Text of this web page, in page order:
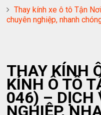
Thay kính xe ô tô Tận
chuyên nghiệp, nhanh
THAY KÍNH
KÍNH Ô TÔ
046) – DỊCH
NGHIỆP,